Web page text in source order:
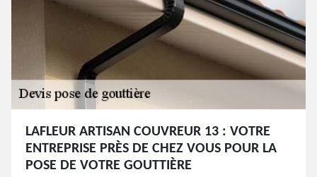
LAFLEUR ARTISAN COUVREUR 13 : VOTRE
ENTREPRISE PRÈS DE CHEZ VOUS POUR LA
POSE DE VOTRE GOUTTIÈRE